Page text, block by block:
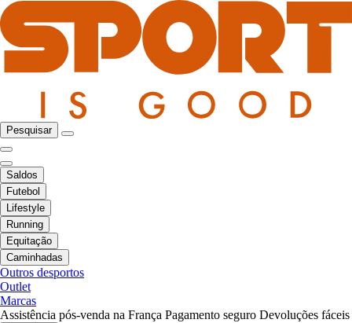
Pesquisar
Saldos
Futebol
Lifestyle
Running
Equitação
Caminhadas
Outros desportos
Outlet
Marcas
Assistência pós-venda na França Pagamento seguro Devoluções fáceis